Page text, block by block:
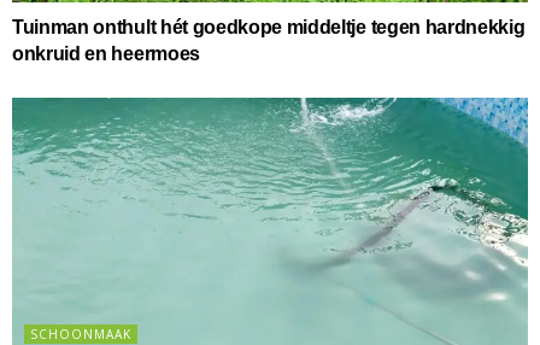
Tuinman onthult hét goedkope middeltje tegen hardnekkig
onkruid en heermoes
SCHOONMAAK